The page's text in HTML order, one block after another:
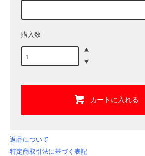
購入数
カートに入れる
返品について
特定商取引法に基づく表記